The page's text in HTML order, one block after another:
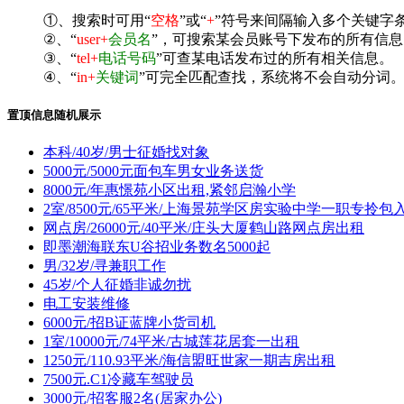
①、搜索时可用“空格”或“+”符号来间隔输入多个关键字
②、“user+会员名”，可搜索某会员账号下发布的所有信息
③、“tel+电话号码”可查某电话发布过的所有相关信息。
④、“in+关键词”可完全匹配查找，系统将不会自动分词
置顶信息随机展示
本科/40岁/男士征婚找对象
5000元/5000元面包车男女业务送货
8000元/年惠憬苑小区出租,紧邻启瀚小学
2室/8500元/65平米/上海景苑学区房实验中学一职专拎包
网点房/26000元/40平米/庄头大厦鹤山路网点房出租
即墨潮海联东U谷招业务数名5000起
男/32岁/寻兼职工作
45岁/个人征婚非诚勿扰
电工安装维修
6000元/招B证蓝牌小货司机
1室/10000元/74平米/古城莲花居套一出租
1250元/110.93平米/海信盟旺世家一期吉房出租
7500元.C1冷藏车驾驶员
3000元/招客服2名(居家办公)